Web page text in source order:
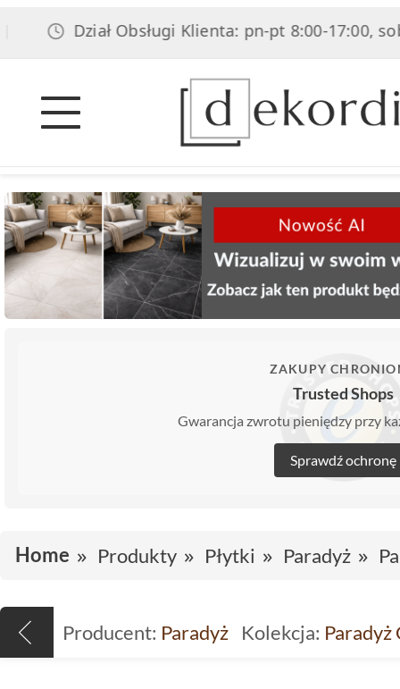
Dział Obsługi Klienta: pn-pt 8:00-17:00, sob
ZAKUPY
Trusted Shops
Gwarancja zwrotu pieniędzy przy
Sprawdź ochronę
Home Produkty Płytki Paradyż
Producent: Paradyż Kolekcja: Paradyż